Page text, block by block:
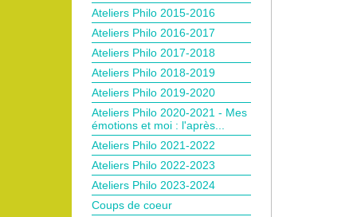
Ateliers Philo 2015-2016
Ateliers Philo 2016-2017
Ateliers Philo 2017-2018
Ateliers Philo 2018-2019
Ateliers Philo 2019-2020
Ateliers Philo 2020-2021 - Mes
émotions et moi : l'après...
Ateliers Philo 2021-2022
Ateliers Philo 2022-2023
Ateliers Philo 2023-2024
Coups de coeur